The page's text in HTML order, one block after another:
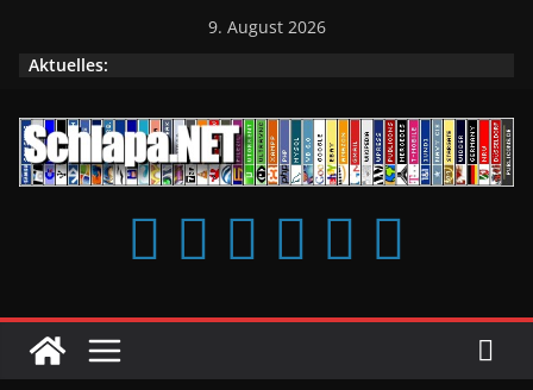
9. August 2026
Aktuelles: